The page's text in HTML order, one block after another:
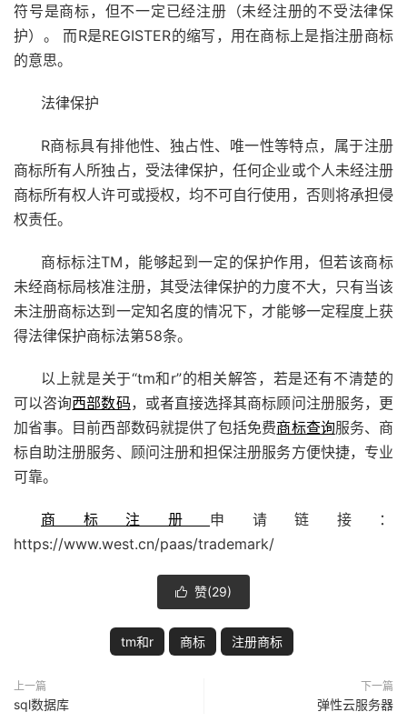
符号是商标，但不一定已经注册（未经注册的不受法律保
护）。 而R是REGISTER的缩写，用在商标上是指注册商标
的意思。
法律保护
R商标具有排他性、独占性、唯一性等特点，属于注册
商标所有人所独占，受法律保护，任何企业或个人未经注册
商标所有权人许可或授权，均不可自行使用，否则将承担侵
权责任。
商标标注TM，能够起到一定的保护作用，但若该商标
未经商标局核准注册，其受法律保护的力度不大，只有当该
未注册商标达到一定知名度的情况下，才能够一定程度上获
得法律保护商标法第58条。
以上就是关于“tm和r”的相关解答，若是还有不清楚的
可以咨询西部数码，或者直接选择其商标顾问注册服务，更
加省事。目前西部数码就提供了包括免费商标查询服务、商
标自助注册服务、顾问注册和担保注册服务方便快捷，专业
可靠。
商标注册 申请链接：
https://www.west.cn/paas/trademark/
 赞(29)
tm和r 商标 注册商标
上一篇
sql数据库
下一篇
弹性云服务器